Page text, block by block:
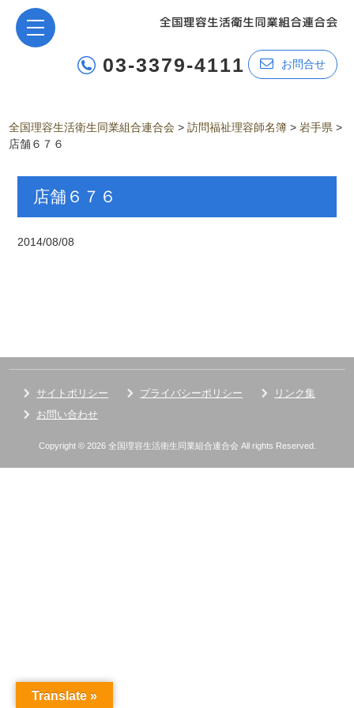
03-3379-4111 お問合せ
全国理容生活衛生同業組合連合会 >訪問福祉理容師名簿 >岩手県 >
店舗６７６
店舗６７６
2014/08/08
サイトポリシー プライバシーポリシー
リンク集
お問い合わせ
Copyright © 2026 全国理容生活衛生同業組合連合会 All rights Reserved.
Translate »